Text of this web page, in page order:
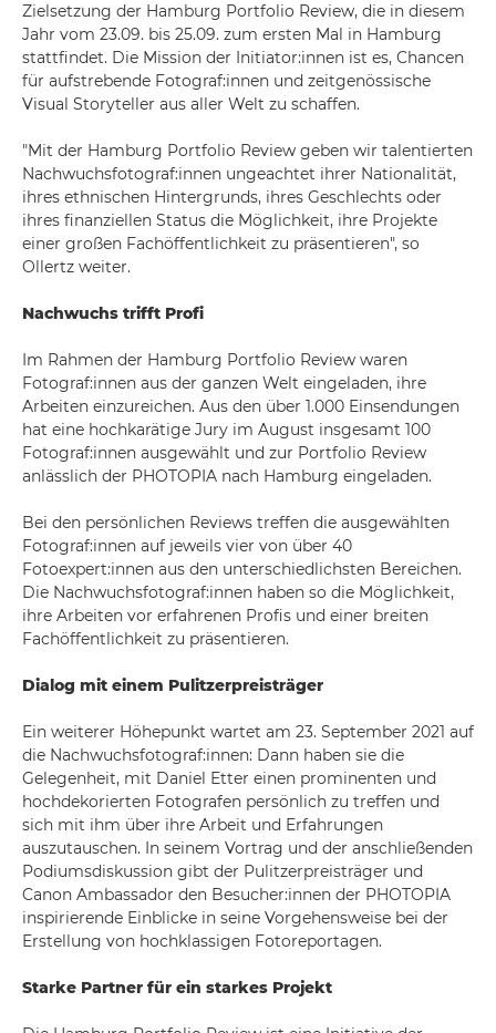
Zielsetzung der Hamburg Portfolio Review, die in diesem
Jahr vom 23.09. bis 25.09. zum ersten Mal in Hamburg
stattfindet. Die Mission der Initiator:innen ist es, Chancen
für aufstrebende Fotograf:innen und zeitgenössische
Visual Storyteller aus aller Welt zu schaffen.
"Mit der Hamburg Portfolio Review geben wir talentierten
Nachwuchsfotograf:innen ungeachtet ihrer Nationalität,
ihres ethnischen Hintergrunds, ihres Geschlechts oder
ihres finanziellen Status die Möglichkeit, ihre Projekte
einer großen Fachöffentlichkeit zu präsentieren", so
Ollertz weiter.
Nachwuchs trifft Profi
Im Rahmen der Hamburg Portfolio Review waren
Fotograf:innen aus der ganzen Welt eingeladen, ihre
Arbeiten einzureichen. Aus den über 1.000 Einsendungen
hat eine hochkarätige Jury im August insgesamt 100
Fotograf:innen ausgewählt und zur Portfolio Review
anlässlich der PHOTOPIA nach Hamburg eingeladen.
Bei den persönlichen Reviews treffen die ausgewählten
Fotograf:innen auf jeweils vier von über 40
Fotoexpert:innen aus den unterschiedlichsten Bereichen.
Die Nachwuchsfotograf:innen haben so die Möglichkeit,
ihre Arbeiten vor erfahrenen Profis und einer breiten
Fachöffentlichkeit zu präsentieren.
Dialog mit einem Pulitzerpreisträger
Ein weiterer Höhepunkt wartet am 23. September 2021 auf
die Nachwuchsfotograf:innen: Dann haben sie die
Gelegenheit, mit Daniel Etter einen prominenten und
hochdekorierten Fotografen persönlich zu treffen und
sich mit ihm über ihre Arbeit und Erfahrungen
auszutauschen. In seinem Vortrag und der anschließenden
Podiumsdiskussion gibt der Pulitzerpreisträger und
Canon Ambassador den Besucher:innen der PHOTOPIA
inspirierende Einblicke in seine Vorgehensweise bei der
Erstellung von hochklassigen Fotoreportagen.
Starke Partner für ein starkes Projekt